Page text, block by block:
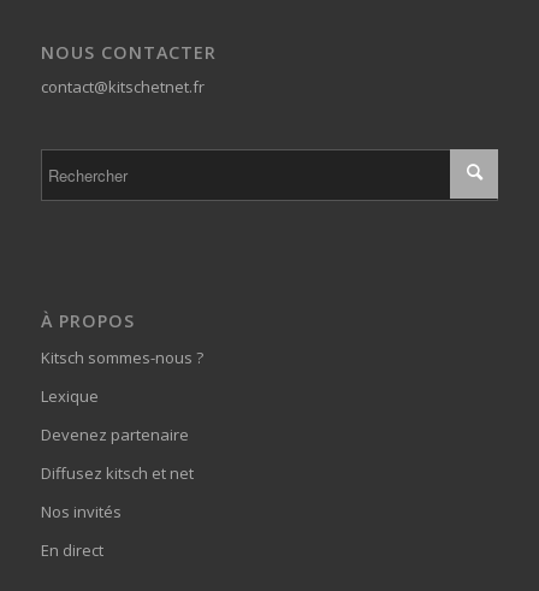
NOUS CONTACTER
contact@kitschetnet.fr
À PROPOS
Kitsch sommes-nous ?
Lexique
Devenez partenaire
Diffusez kitsch et net
Nos invités
En direct